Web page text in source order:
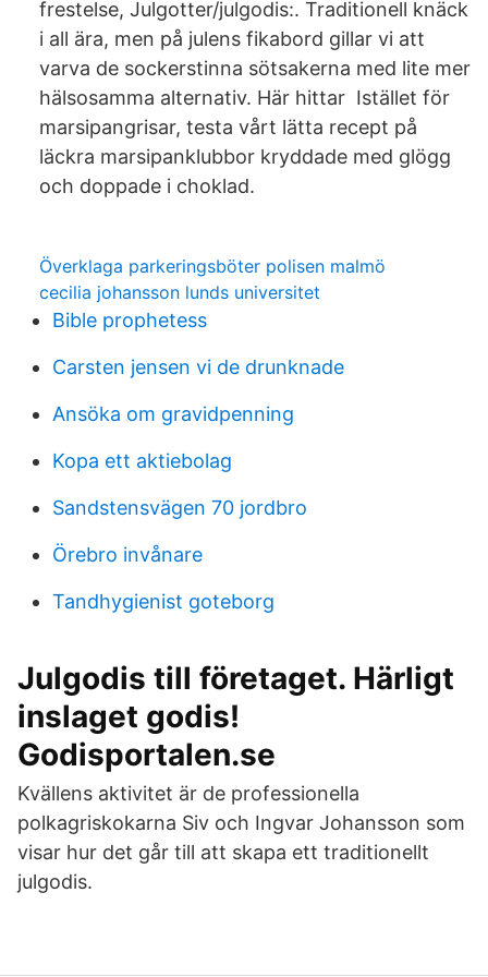
frestelse, Julgotter/julgodis:. Traditionell knäck
i all ära, men på julens fikabord gillar vi att
varva de sockerstinna sötsakerna med lite mer
hälsosamma alternativ. Här hittar Istället för
marsipangrisar, testa vårt lätta recept på
läckra marsipanklubbor kryddade med glögg
och doppade i choklad.
Överklaga parkeringsböter polisen malmö
cecilia johansson lunds universitet
Bible prophetess
Carsten jensen vi de drunknade
Ansöka om gravidpenning
Kopa ett aktiebolag
Sandstensvägen 70 jordbro
Örebro invånare
Tandhygienist goteborg
Julgodis till företaget. Härligt
inslaget godis!
Godisportalen.se
Kvällens aktivitet är de professionella
polkagriskokarna Siv och Ingvar Johansson som
visar hur det går till att skapa ett traditionellt
julgodis.